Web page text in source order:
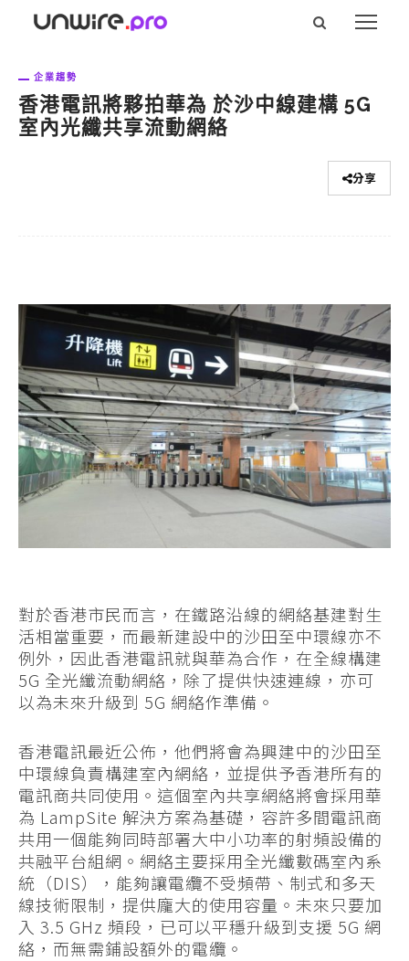
企業趨勢
香港電訊將夥拍華為 於沙中線建構 5G
室內光纖共享流動網絡
分享
對於香港市民而言，在鐵路沿線的網絡基建對生
活相當重要，而最新建設中的沙田至中環線亦不
例外，因此香港電訊就與華為合作，在全線構建
5G 全光纖流動網絡，除了提供快速連線，亦可
以為未來升級到 5G 網絡作準備。
香港電訊最近公佈，他們將會為興建中的沙田至
中環線負責構建室內網絡，並提供予香港所有的
電訊商共同使用。這個室內共享網絡將會採用華
為 LampSite 解決方案為基礎，容許多間電訊商
共用一個能夠同時部署大中小功率的射頻設備的
共融平台組網。網絡主要採用全光纖數碼室內系
統（DIS），能夠讓電纜不受頻帶、制式和多天
線技術限制，提供龐大的使用容量。未來只要加
入 3.5 GHz 頻段，已可以平穩升級到支援 5G 網
絡，而無需鋪設額外的電纜。